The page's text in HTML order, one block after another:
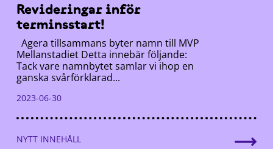
Revideringar inför
terminsstart!
Agera tillsammans byter namn till MVP
Mellanstadiet Detta innebär följande:
Tack vare namnbytet samlar vi ihop en
ganska svårförklarad...
2023-06-30
NYTT INNEHÅLL